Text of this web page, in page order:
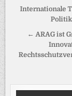
Internationale
Politik
← ARAG ist